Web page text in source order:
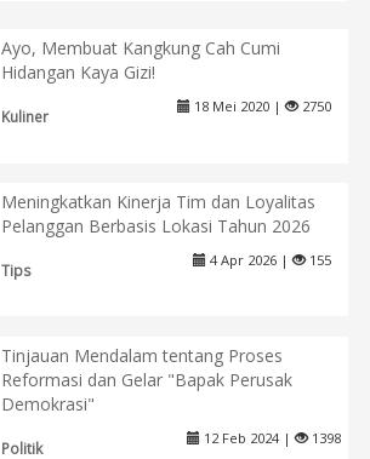
Ayo, Membuat Kangkung Cah Cumi
Hidangan Kaya Gizi!
Kuliner
18 Mei 2020 | 2750
Meningkatkan Kinerja Tim dan Loyalitas
Pelanggan Berbasis Lokasi Tahun 2026
Tips
4 Apr 2026 | 155
Tinjauan Mendalam tentang Proses
Reformasi dan Gelar "Bapak Perusak
Demokrasi"
Politik
12 Feb 2024 | 1398